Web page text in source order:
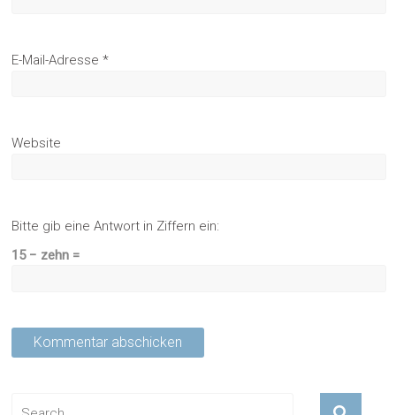
E-Mail-Adresse*
Website
Bitte gib eine Antwort in Ziffern ein:
15 − zehn =